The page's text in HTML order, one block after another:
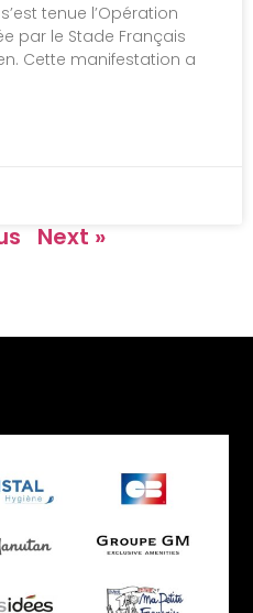
tenue l’Opération
par le Stade Français
Cette manifestation a
Next »